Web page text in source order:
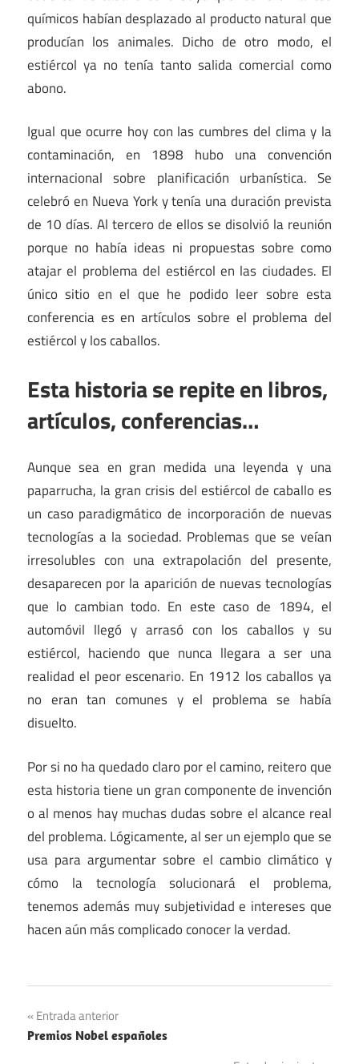
químicos habían desplazado al producto natural que
producían los animales. Dicho de otro modo, el
estiércol ya no tenía tanto salida comercial como
abono.
Igual que ocurre hoy con las cumbres del clima y la
contaminación, en 1898 hubo una convención
internacional sobre planificación urbanística. Se
celebró en Nueva York y tenía una duración prevista
de 10 días. Al tercero de ellos se disolvió la reunión
porque no había ideas ni propuestas sobre como
atajar el problema del estiércol en las ciudades. El
único sitio en el que he podido leer sobre esta
conferencia es en artículos sobre el problema del
estiércol y los caballos.
Esta historia se repite en libros,
artículos, conferencias…
Aunque sea en gran medida una leyenda y una
paparrucha, la gran crisis del estiércol de caballo es
un caso paradigmático de incorporación de nuevas
tecnologías a la sociedad. Problemas que se veían
irresolubles con una extrapolación del presente,
desaparecen por la aparición de nuevas tecnologías
que lo cambian todo. En este caso de 1894, el
automóvil llegó y arrasó con los caballos y su
estiércol, haciendo que nunca llegara a ser una
realidad el peor escenario. En 1912 los caballos ya
no eran tan comunes y el problema se había
disuelto.
Por si no ha quedado claro por el camino, reitero que
esta historia tiene un gran componente de invención
o al menos hay muchas dudas sobre el alcance real
del problema. Lógicamente, al ser un ejemplo que se
usa para argumentar sobre el cambio climático y
cómo la tecnología solucionará el problema,
tenemos además muy subjetividad e intereses que
hacen aún más complicado conocer la verdad.
Leyendas
Navegación
de
Entrada anterior
Premios Nobel españoles